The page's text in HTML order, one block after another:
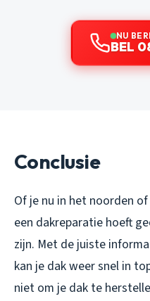
NU
BEL
Conclusie
Of je nu in het noorden
een dakreparatie hoeft
zijn. Met de juiste
kan je dak weer snel in
niet om je dak te